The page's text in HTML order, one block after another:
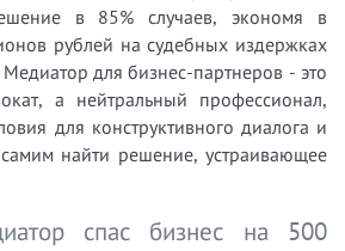
в 85% случаев, экономя в
рублей на судебных издержках
для бизнес-партнеров - это
а нейтральный профессионал,
для конструктивного диалога и
найти решение, устраивающее
спас бизнес на 500